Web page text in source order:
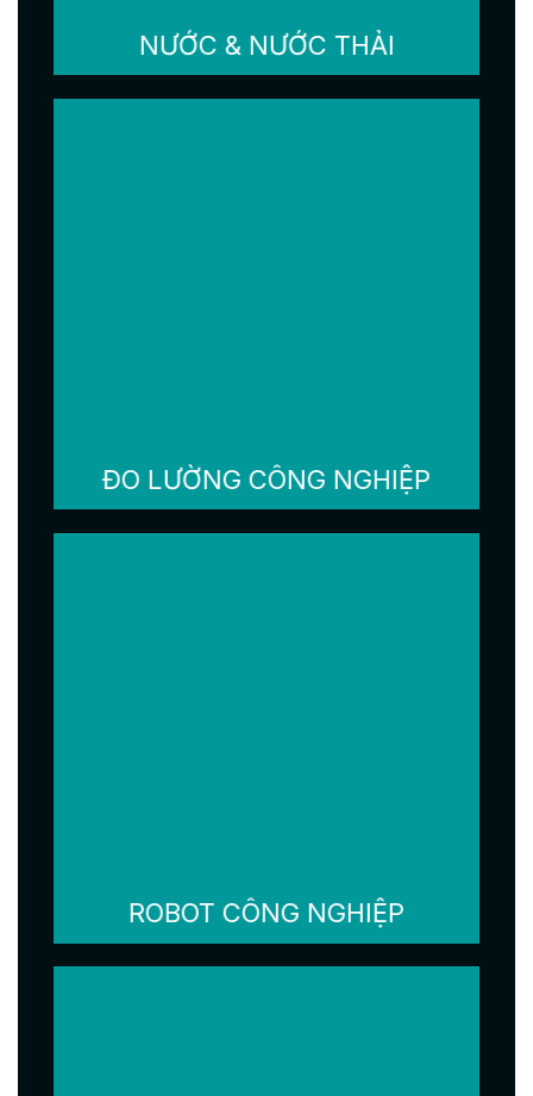
NƯỚC & NƯỚC THẢI
ĐO LƯỜNG CÔNG NGHIỆP
ROBOT CÔNG NGHIỆP